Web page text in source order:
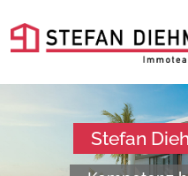
Stefan